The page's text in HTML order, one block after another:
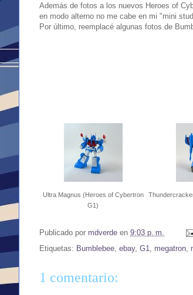
Además de fotos a los nuevos Heroes of
en modo alterno no me cabe en mi "mini
Por último, reemplacé algunas fotos de
Ultra Magnus (Heroes of Cybertron
G1)
Publicado por mdverde en 9:03 p. m.
Etiquetas: Bumblebee ebay, G1 megatron
1 comentario: